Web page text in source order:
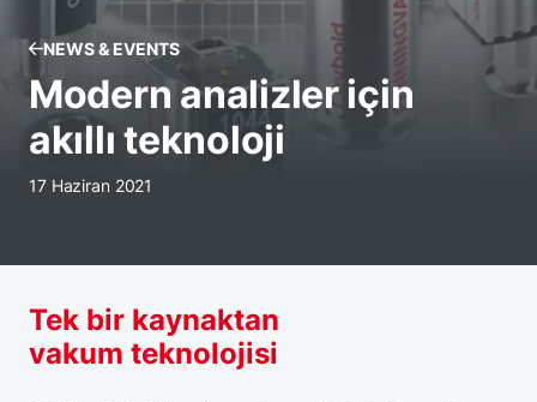
NEWS & EVENTS
Modern analizler için
akıllı teknoloji
17 Haziran 2021
Tek bir kaynaktan
vakum teknolojisi